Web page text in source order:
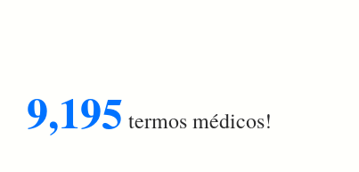
9,195 termos médicos!